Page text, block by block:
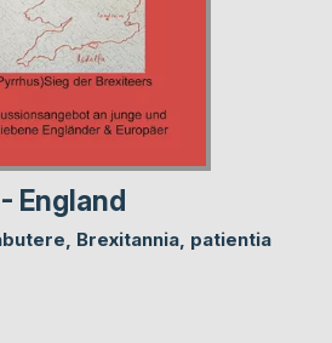
England
Brexitannia, patientia